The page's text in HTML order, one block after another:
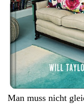
Man muss nicht